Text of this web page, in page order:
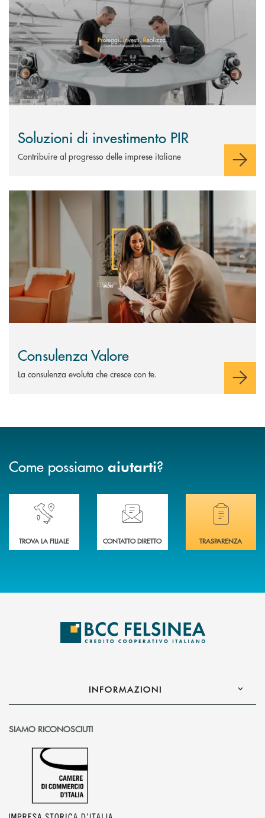
Soluzioni di investimento PIR
Contribuire al progresso delle imprese italiane
Scopri di più Consulenza Valore
Consulenza Valore
La consulenza evoluta che cresce con te.
Come possiamo aiutarti?
Accedi all' elenco completo delle nostre&nbsp; filiali .
TROVA LA FILIALE
Ti serve assistenza immediata? Contattaci!
CONTATTO DIRETTO
Hai bisogno di
TRASPARENZA
INFORMAZIONI
SIAMO RICONOSCIUTI